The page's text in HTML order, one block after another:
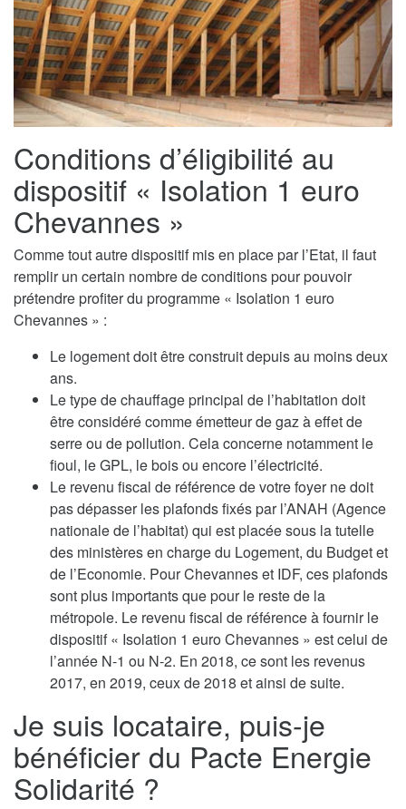
Conditions d’éligibilité au
dispositif « Isolation 1 euro
Chevannes »
Comme tout autre dispositif mis en place par l’Etat, il faut
remplir un certain nombre de conditions pour pouvoir
prétendre profiter du programme « Isolation 1 euro
Chevannes » :
Le logement doit être construit depuis au moins deux
ans.
Le type de chauffage principal de l’habitation doit
être considéré comme émetteur de gaz à effet de
serre ou de pollution. Cela concerne notamment le
fioul, le GPL, le bois ou encore l’électricité.
Le revenu fiscal de référence de votre foyer ne doit
pas dépasser les plafonds fixés par l’ANAH (Agence
nationale de l’habitat) qui est placée sous la tutelle
des ministères en charge du Logement, du Budget et
de l’Economie. Pour Chevannes et IDF, ces plafonds
sont plus importants que pour le reste de la
métropole. Le revenu fiscal de référence à fournir le
dispositif « Isolation 1 euro Chevannes » est celui de
l’année N-1 ou N-2. En 2018, ce sont les revenus
2017, en 2019, ceux de 2018 et ainsi de suite.
Je suis locataire, puis-je
bénéficier du Pacte Energie
Solidarité ?